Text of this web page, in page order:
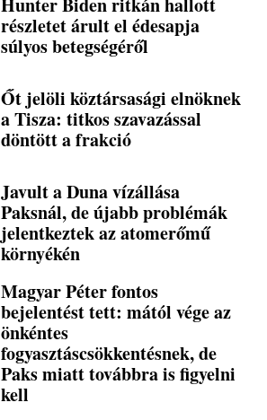
Hunter Biden ritkán hallott
részletet árult el édesapja
súlyos betegségéről
Őt jelöli köztársasági elnöknek
a Tisza: titkos szavazással
döntött a frakció
Javult a Duna vízállása
Paksnál, de újabb problémák
jelentkeztek az atomerőmű
környékén
Magyar Péter fontos
bejelentést tett: mától vége az
önkéntes
fogyasztáscsökkentésnek, de
Paks miatt továbbra is figyelni
kell